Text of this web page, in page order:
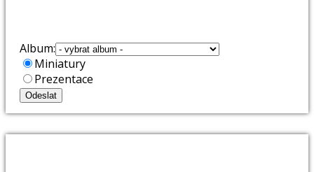
Album:
Miniatury
Prezentace